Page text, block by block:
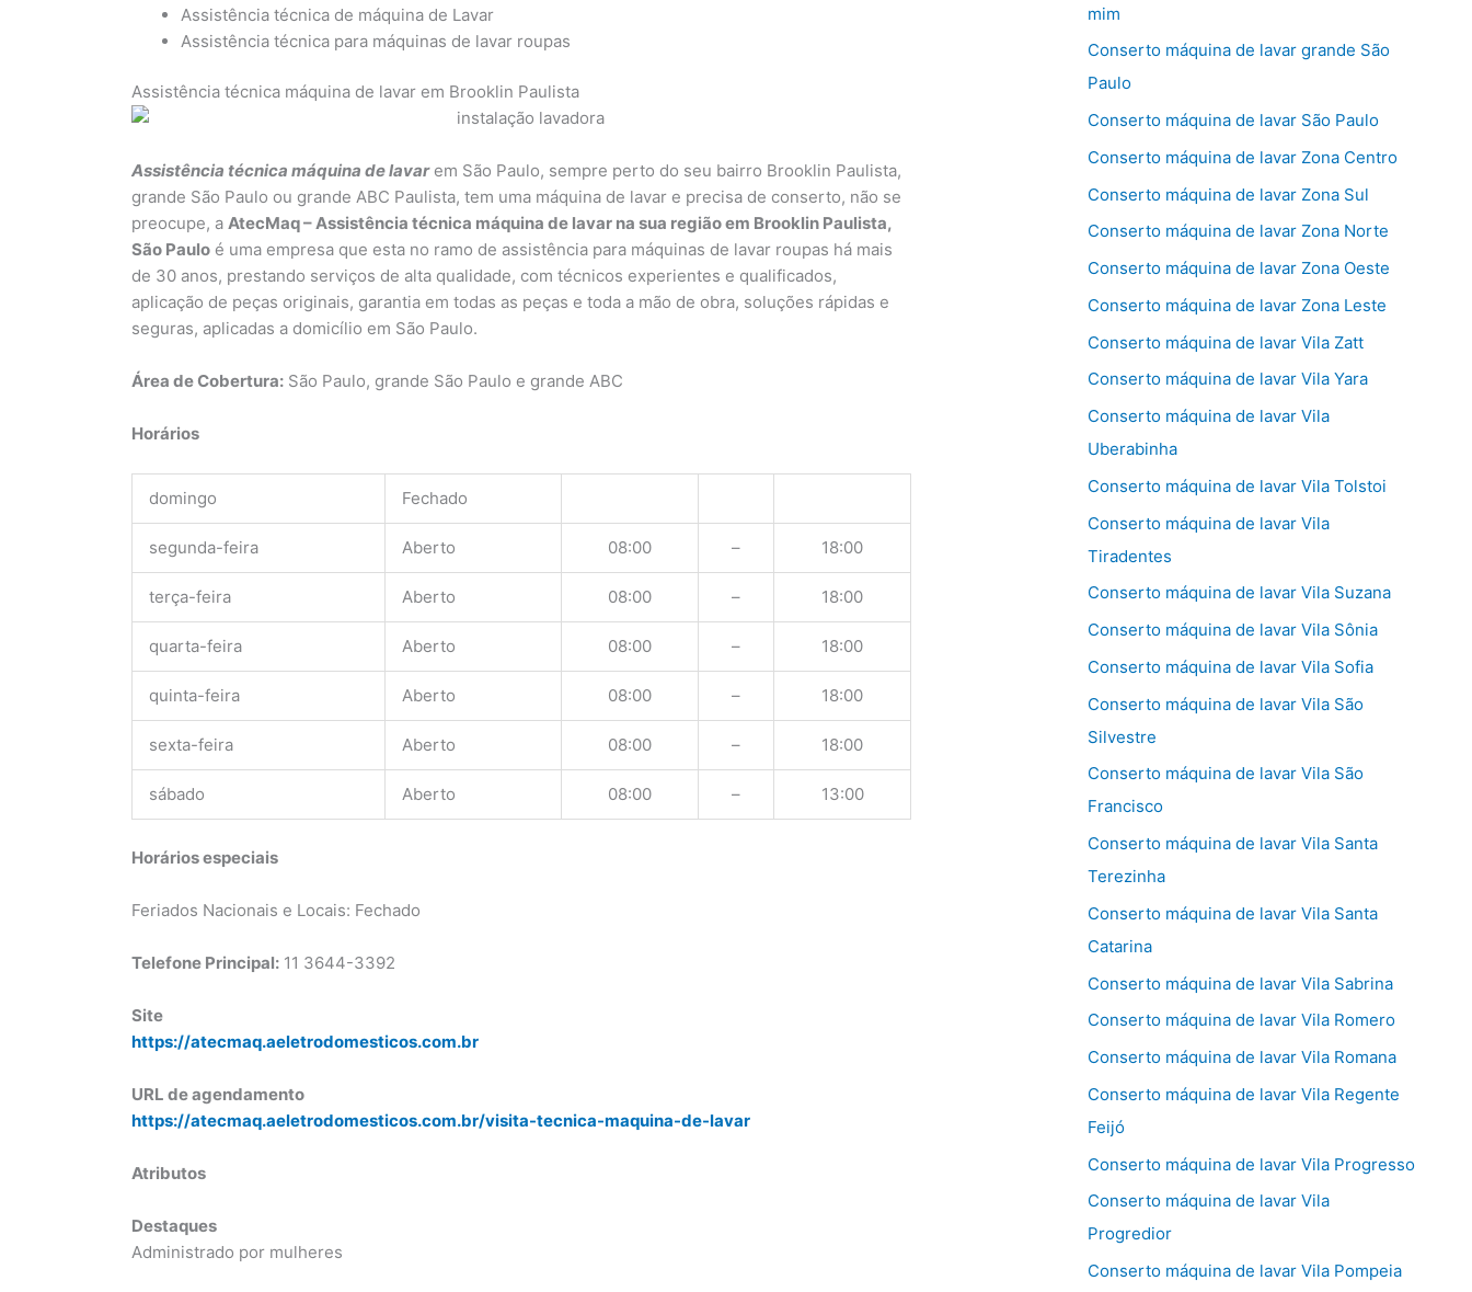
Assistência técnica de máquina de Lavar
Assistência técnica para máquinas de lavar roupas
Assistência técnica máquina de lavar em Brooklin Paulista
Assistência técnica máquina de lavarem São Paulo, sempre perto do seu bairro Brooklin Paulista,
grande São Paulo ou grande ABC Paulista, tem uma máquina de lavar e precisa de conserto, não se
preocupe, aAtecMaq – Assistência técnica máquina de lavar na sua região em Brooklin Paulista,
São Paulo é uma empresa que esta no ramo de assistência para máquinas de lavar roupas há mais
de 30 anos, prestando serviços de alta qualidade, com técnicos experientes e qualificados,
aplicação de peças originais, garantia em todas as peças e toda a mão de obra, soluções rápidas e
seguras, aplicadas a domicílio em São Paulo.
Área de Cobertura: São Paulo, grande São Paulo e grande ABC
Horários
domingo Fechado
segunda-feira Aberto 08:00 – 18:00
terça-feira Aberto 08:00 – 18:00
quarta-feira Aberto 08:00 – 18:00
quinta-feira Aberto 08:00 – 18:00
sexta-feira Aberto 08:00 – 18:00
sábado Aberto 08:00 – 13:00
Horários especiais
Feriados Nacionais e Locais: Fechado
Telefone Principal: 11 3644-3392
Site
https://atecmaq.aeletrodomesticos.com.br
URL de agendamento
https://atecmaq.aeletrodomesticos.com.br/visita-tecnica-maquina-de-lavar
Atributos
Destaques
Administrado por mulheres
mim
Conserto máquina de lavar grande São
Paulo
Conserto máquina de lavar São Paulo
Conserto máquina de lavar Zona Centro
Conserto máquina de lavar Zona Sul
Conserto máquina de lavar Zona Norte
Conserto máquina de lavar Zona Oeste
Conserto máquina de lavar Zona Leste
Conserto máquina de lavar Vila Zatt
Conserto máquina de lavar Vila Yara
Conserto máquina de lavar Vila
Uberabinha
Conserto máquina de lavar Vila Tolstoi
Conserto máquina de lavar Vila
Tiradentes
Conserto máquina de lavar Vila Suzana
Conserto máquina de lavar Vila Sônia
Conserto máquina de lavar Vila Sofia
Conserto máquina de lavar Vila São
Silvestre
Conserto máquina de lavar Vila São
Francisco
Conserto máquina de lavar Vila Santa
Terezinha
Conserto máquina de lavar Vila Santa
Catarina
Conserto máquina de lavar Vila Sabrina
Conserto máquina de lavar Vila Romero
Conserto máquina de lavar Vila Romana
Conserto máquina de lavar Vila Regente
Feijó
Conserto máquina de lavar Vila Progresso
Conserto máquina de lavar Vila
Progredior
Conserto máquina de lavar Vila Pompeia